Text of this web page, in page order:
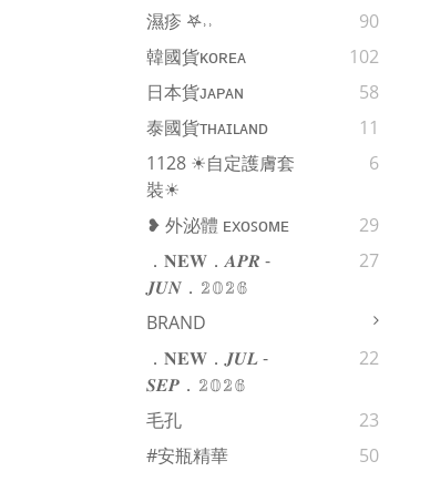
濕疹 𖤐˒˒‪‪
90
韓國貨ᴋᴏʀᴇᴀ
102
日本貨ᴊᴀᴘᴀɴ
58
泰國貨ᴛʜᴀɪʟᴀɴᴅ
11
1128 ☀自定護膚套
裝☀
6
❥ 外泌體 ᴇxᴏꜱᴏᴍᴇ
29
．𝐍𝐄𝐖．𝑨𝑷𝑹 -
𝑱𝑼𝑵．𝟚𝟘𝟚𝟞
27
BRAND
．𝐍𝐄𝐖．𝑱𝑼𝑳 -
𝑺𝑬𝑷．𝟚𝟘𝟚𝟞
22
毛孔
23
#安瓶精華
50